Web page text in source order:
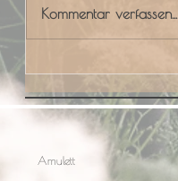
Kommentar verfassen...
Amulett